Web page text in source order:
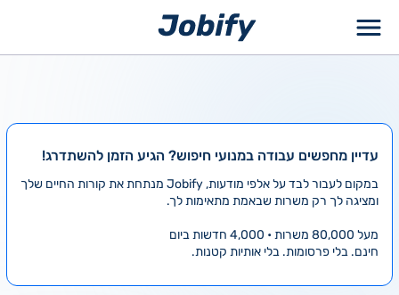
עדיין מחפשים עבודה במנועי חיפוש? הגיע הזמן להשתדרג!
במקום לעבור לבד על אלפי מודעות, Jobify מנתחת את קורות החיים שלך
ומציגה לך רק משרות שבאמת מתאימות לך.
מעל 80,000 משרות • 4,000 חדשות ביום
חינם. בלי פרסומות. בלי אותיות קטנות.